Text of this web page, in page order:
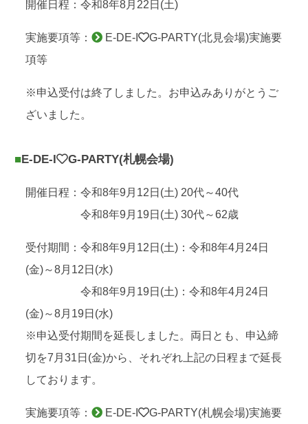
開催日程：令和8年8月22日(土)
実施要項等： E-DE-I
G-PARTY(北見会場)実施要
項等
※申込受付は終了しました。お申込みありがとうご
ざいました。
■E-DE-I G-PARTY(札幌会場)
開催日程：令和8年9月12日(土) 20代～40代
令和8年9月19日(土) 30代～62歳
受付期間：令和8年9月12日(土)：令和8年4月24日
(金)～8月12日(水)
令和8年9月19日(土)：令和8年4月24日
(金)～8月19日(水)
※申込受付期間を延長しました。両日とも、申込締
切を7月31日(金)から、それぞれ上記の日程まで延長
しております。
実施要項等： E-DE-I
G-PARTY(札幌会場)実施要